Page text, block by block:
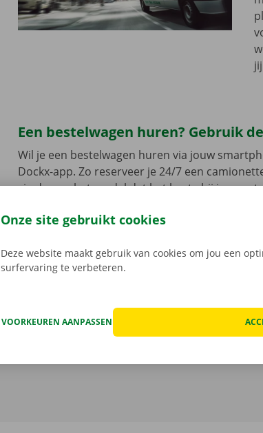
Een bestelwagen huren? Gebruik
Wil je een bestelwagen huren via jouw
Dockx-app. Zo reserveer je 24/7 een
via de app het model dat het beste bij jou past
sleutel. Download de gratis app voor
Onze site gebruikt cookies
Deze website maakt gebruik van cookies om jou een
surfervaring te verbeteren.
VOORKEUREN AANPASSEN